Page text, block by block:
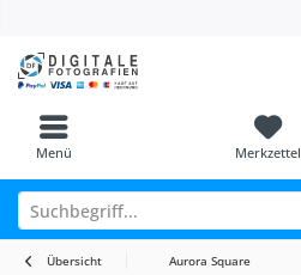
Menü Merkzettel
Übersicht Aurora Square